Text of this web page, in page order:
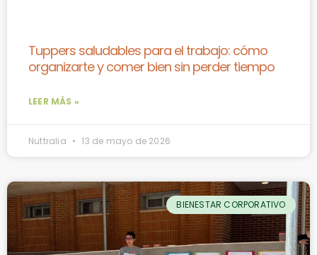
Tuppers saludables para el trabajo: cómo
organizarte y comer bien sin perder tiempo
LEER MÁS »
Nuttralia 13 de mayo de 2026
BIENESTAR CORPORATIVO